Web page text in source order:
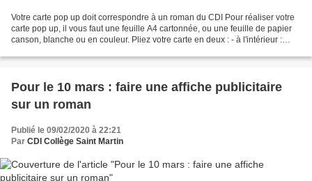
Votre carte pop up doit correspondre à un roman du CDI Pour réaliser votre
carte pop up, il vous faut une feuille A4 cartonnée, ou une feuille de papier
canson, blanche ou en couleur. Pliez votre carte en deux : - à l'intérieur :
Pour le 10 mars : faire une affiche publicitaire
sur un roman
Publié le 09/02/2020 à 22:21
Par CDI Collège Saint Martin